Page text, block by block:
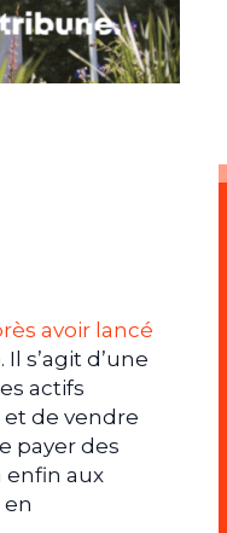
avoir lancé
s’agit d’une
actifs
de vendre
payer des
enfin aux
en